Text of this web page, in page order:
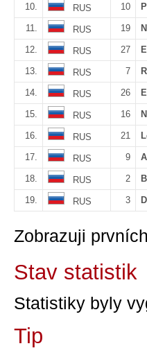
10. RUS 10
11. RUS 19
12. RUS 27
13. RUS 7
14. RUS 26
15. RUS 16
16. RUS 21
17. RUS 9
18. RUS 2
19. RUS 3
Zobrazuji
Stav statistik
Statistiky byly
Tip